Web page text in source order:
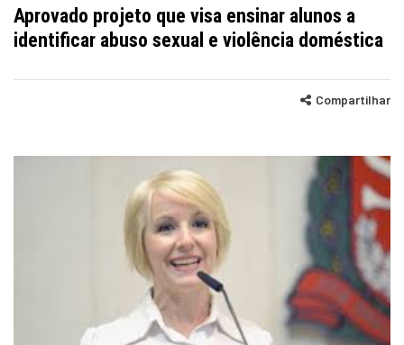
Aprovado projeto que visa ensinar alunos a
identificar abuso sexual e violência doméstica
Compartilhar